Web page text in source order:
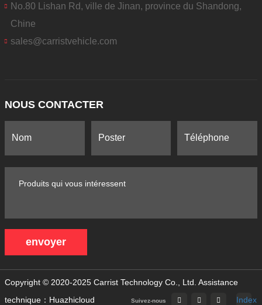
No.80 Lishan Rd, ville de Jinan, province du Shandong,
Chine
sales@carristvehicle.com
NOUS CONTACTER
envoyer
Copyright © 2020-2025 Carrist Technology Co., Ltd. Assistance
technique：Huazhicloud
Suivez-nous Index